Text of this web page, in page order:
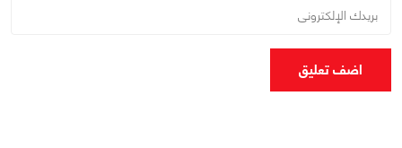
اضف تعليق